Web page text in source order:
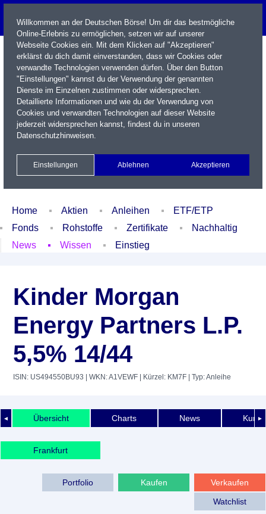
Name / WKN / ISIN / Kürzel
Xetra Realtime
Watchlist Portfolio Login
Home Aktien Anleihen
ETF/ETP
Fonds
Rohstoffe Zertifikate
Nachhaltig
News
Wissen Einstieg
Kinder Morgan
Energy Partners L.P.
5,5% 14/44
ISIN: US494550BU93 | WKN: A1VEWF | Kürzel: KM7F | Typ: Anleihe
◄ ►
Übersicht Charts News
Frankfurt
Verkaufen
Kaufen
Portfolio
Watchlist
Willkommen an der Deutschen Börse! Um dir das bestmögliche
Online-Erlebnis zu ermöglichen, setzen wir auf unserer
Webseite Cookies ein. Mit dem Klicken auf "Akzeptieren"
erklärst du dich damit einverstanden, dass wir Cookies oder
verwandte Technologien verwenden dürfen. Über den Button
"Einstellungen" kannst du der Verwendung der genannten
Dienste im Einzelnen zustimmen oder widersprechen.
Detaillierte Informationen und wie du der Verwendung von
Cookies und verwandten Technologien auf dieser Website
jederzeit widersprechen kannst, findest du in unseren
Datenschutzhinweisen.
Einstellungen Ablehnen Akzeptieren